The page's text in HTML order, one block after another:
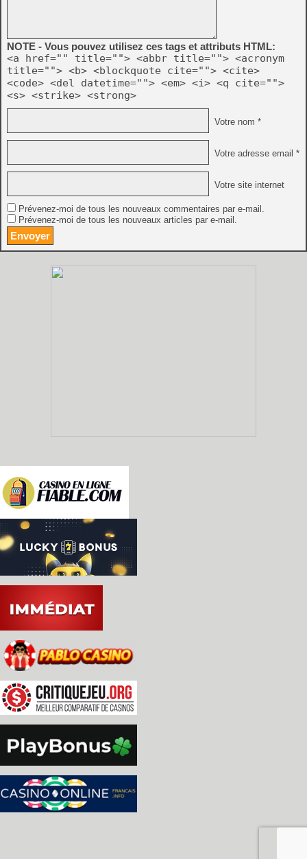
NOTE - Vous pouvez utilisez ces tags et attributs HTML:
<a href="" title=""> <abbr title=""> <acronym
title=""> <b> <blockquote cite=""> <cite>
<code> <del datetime=""> <em> <i> <q cite="">
<s> <strike> <strong>
Votre nom *
Votre adresse email *
Votre site internet
Prévenez-moi de tous les nouveaux commentaires par e-mail.
Prévenez-moi de tous les nouveaux articles par e-mail.